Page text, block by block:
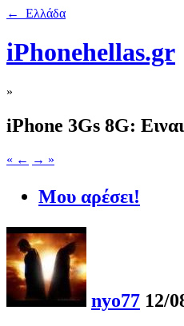
← Ελλάδα
iPhonehellas.gr
»
iPhone 3Gs 8G:
« ← → »
Μου αρέσει!
nyo77 12/